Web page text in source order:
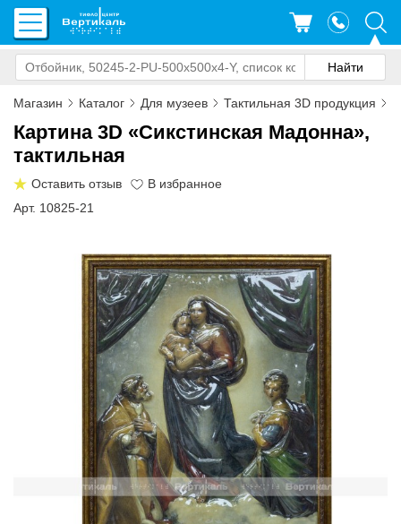
Магазин Каталог Для музеев Тактильная 3D продукция
Картина 3D «Сикстинская Мадонна»,
тактильная
Оставить отзыв
Арт. 10825-21